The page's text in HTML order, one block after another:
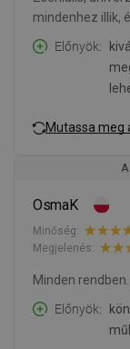
mindenhez illik,
Előnyök
Mutassa
OsmaK
Minőség:
Megjelenés:
Minden rendben.
Előnyök